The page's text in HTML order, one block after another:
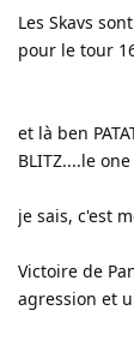
Les Skavs
pour le tour
et là ben
BLITZ....le
je sais, c'est
Victoire de
agression et